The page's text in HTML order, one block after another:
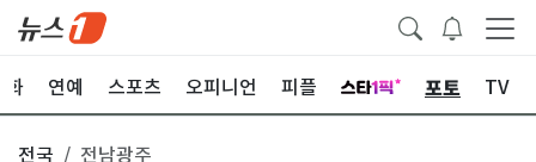
화 연예 스포츠 오피니언 피플 포토 TV
전국 전남광주